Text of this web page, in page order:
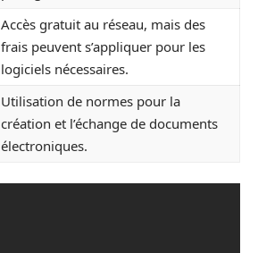
Accès gratuit au réseau, mais des
frais peuvent s’appliquer pour les
logiciels nécessaires.
Utilisation de normes pour la
création et l’échange de documents
électroniques.